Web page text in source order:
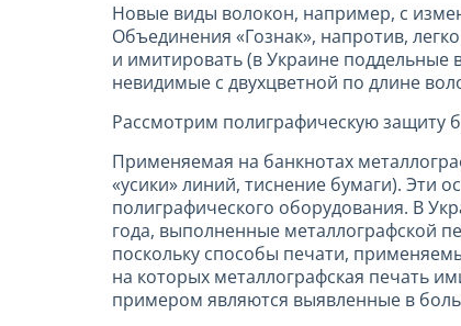
Новые виды волокон, например, с
Объединения «Гознак», напротив,
и имитировать (в Украине
невидимые с двухцветной по длине
Рассмотрим полиграфическую защиту
Применяемая на банкнотах
«усики» линий, тиснение бумаги).
полиграфического оборудования. В
года, выполненные металлографской
поскольку способы печати,
на которых металлографская печать
примером являются выявленные в